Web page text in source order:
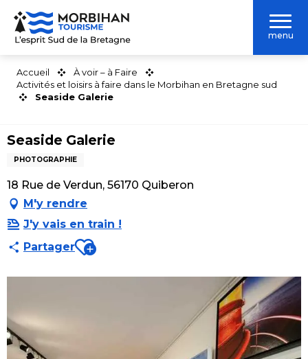
Aller
contenu
menu
Accueil
À voir – à Faire
Activités et loisirs à faire dans le Morbihan en Bretagne sud
Seaside Galerie
Seaside Galerie
PHOTOGRAPHIE
18 Rue de Verdun, 56170 Quiberon
M'y rendre
J'y vais en train !
PartagerAjouter aux favoris